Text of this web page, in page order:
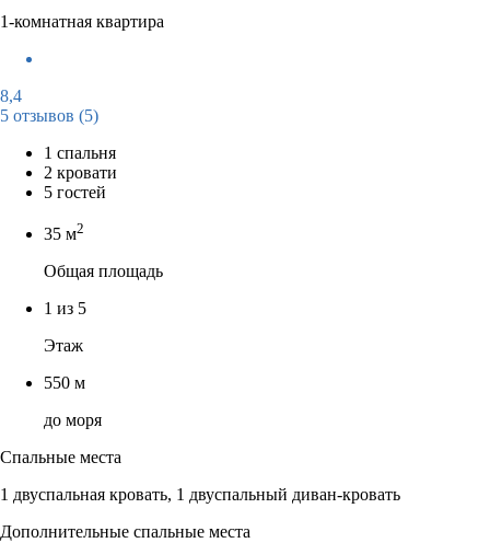
1-комнатная квартира
8,4
5 отзывов (5)
1 спальня
2 кровати
5 гостей
35 м2
Общая площадь
1 из 5
Этаж
550 м
до моря
Спальные места
1 двуспальная кровать, 1 двуспальный диван-кровать
Дополнительные спальные места